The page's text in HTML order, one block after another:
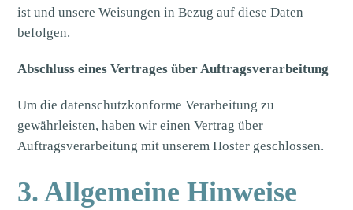
ist und unsere Weisungen in Bezug auf diese Daten
befolgen.
Abschluss eines Vertrages über Auftragsverarbeitung
Um die datenschutzkonforme Verarbeitung zu
gewährleisten, haben wir einen Vertrag über
Auftragsverarbeitung mit unserem Hoster geschlossen.
3. Allgemeine Hinweise